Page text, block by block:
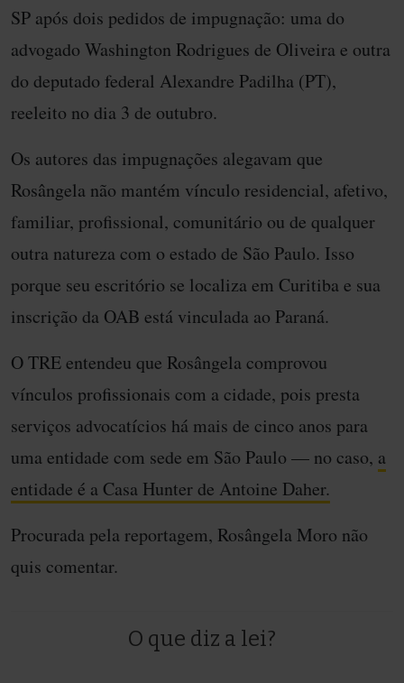
SP após dois pedidos de impugnação: uma do
advogado Washington Rodrigues de Oliveira e outra
do deputado federal Alexandre Padilha (PT),
reeleito no dia 3 de outubro.
Os autores das impugnações alegavam que
Rosângela não mantém vínculo residencial, afetivo,
familiar, profissional, comunitário ou de qualquer
outra natureza com o estado de São Paulo. Isso
porque seu escritório se localiza em Curitiba e sua
inscrição da OAB está vinculada ao Paraná.
O TRE entendeu que Rosângela comprovou
vínculos profissionais com a cidade, pois presta
serviços advocatícios há mais de cinco anos para
uma entidade com sede em São Paulo — no caso, a
entidade é a Casa Hunter de Antoine Daher.
Procurada pela reportagem, Rosângela Moro não
quis comentar.
O que diz a lei?